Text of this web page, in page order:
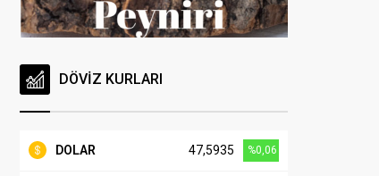
DÖVİZ KURLARI
DOLAR 47,5935 %0,06